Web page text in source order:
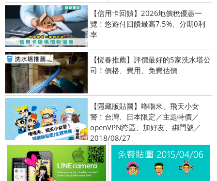
【信用卡回饋】2026地價稅優惠一
覽！悠遊付回饋最高7.5%、分期0利
率
【恆春推薦】評價最好的5家洗水塔公
司！價格、費用、免費估價
【隱藏版貼圖】嚕嚕米、飛天小女
警！台灣、日本限定／主題特價／
openVPN跨區、加好友、綁門號／
2018/08/27